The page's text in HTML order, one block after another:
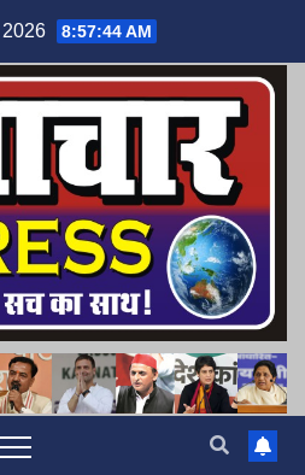
2026 8:57:45 AM